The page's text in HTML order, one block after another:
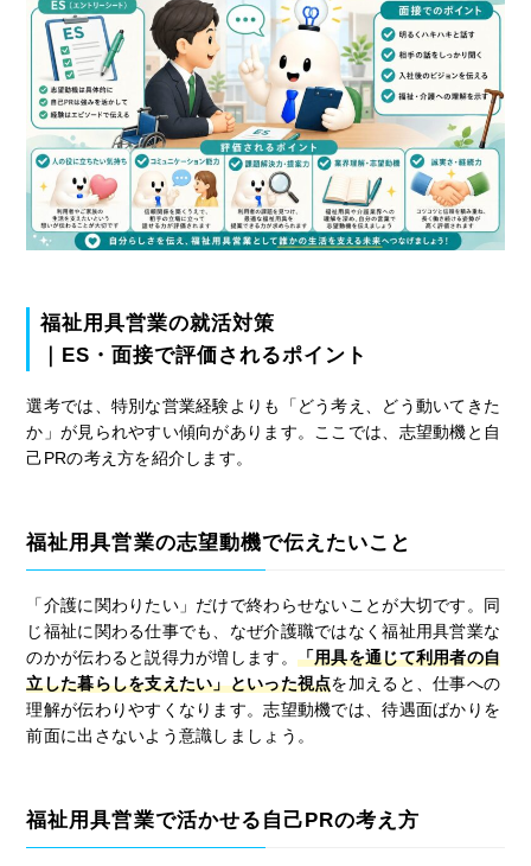
福祉用具営業の就活対策
｜ES・面接で評価されるポイント
選考では、特別な営業経験よりも「どう考え、どう動いてきた
か」が見られやすい傾向があります。ここでは、志望動機と自
己PRの考え方を紹介します。
福祉用具営業の志望動機で伝えたいこと
「介護に関わりたい」だけで終わらせないことが大切です。同
じ福祉に関わる仕事でも、なぜ介護職ではなく福祉用具営業な
のかが伝わると説得力が増します。 「用具を通じて利用者の自
立した暮らしを支えたい」といった視点を加えると、仕事への
理解が伝わりやすくなります。志望動機では、待遇面ばかりを
前面に出さないよう意識しましょう。
福祉用具営業で活かせる自己PRの考え方